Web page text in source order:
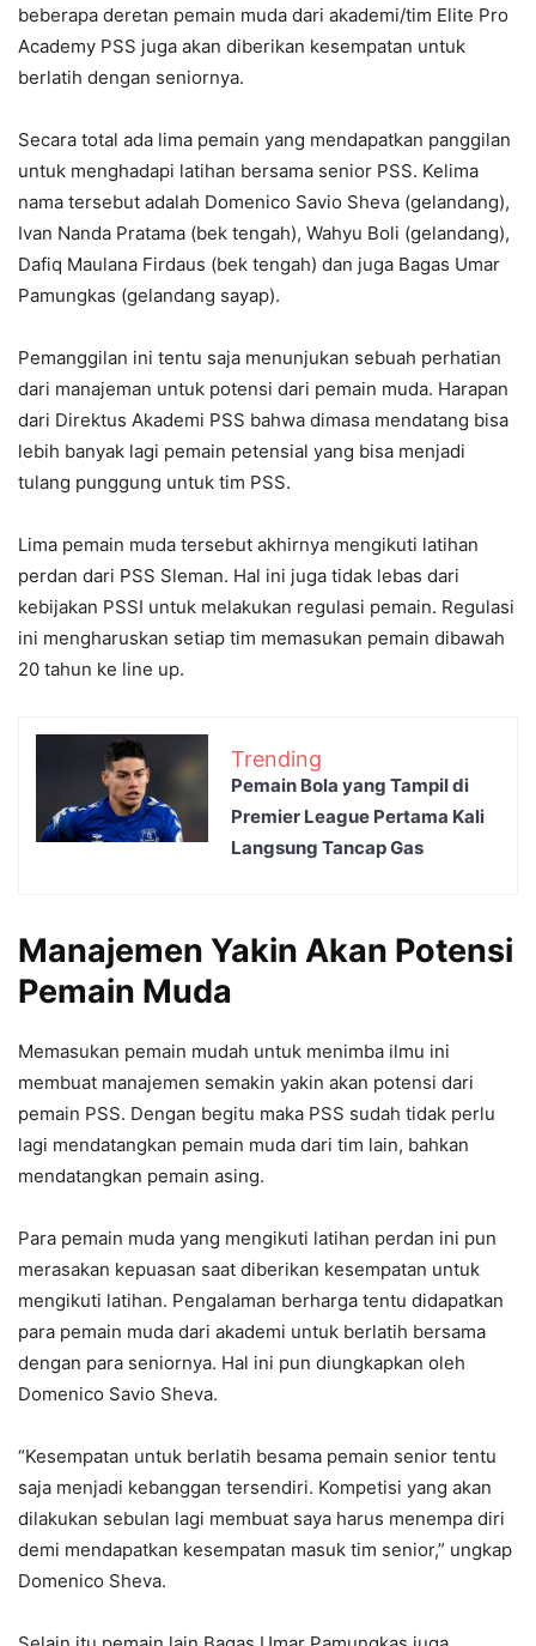
beberapa deretan pemain muda dari akademi/tim Elite Pro
Academy PSS juga akan diberikan kesempatan untuk
berlatih dengan seniornya.
Secara total ada lima pemain yang mendapatkan panggilan
untuk menghadapi latihan bersama senior PSS. Kelima
nama tersebut adalah Domenico Savio Sheva (gelandang),
Ivan Nanda Pratama (bek tengah), Wahyu Boli (gelandang),
Dafiq Maulana Firdaus (bek tengah) dan juga Bagas Umar
Pamungkas (gelandang sayap).
Pemanggilan ini tentu saja menunjukan sebuah perhatian
dari manajeman untuk potensi dari pemain muda. Harapan
dari Direktus Akademi PSS bahwa dimasa mendatang bisa
lebih banyak lagi pemain petensial yang bisa menjadi
tulang punggung untuk tim PSS.
Lima pemain muda tersebut akhirnya mengikuti latihan
perdan dari PSS Sleman. Hal ini juga tidak lebas dari
kebijakan PSSI untuk melakukan regulasi pemain. Regulasi
ini mengharuskan setiap tim memasukan pemain dibawah
20 tahun ke line up.
Trending
Pemain Bola yang Tampil di
Premier League Pertama Kali
Langsung Tancap Gas
Manajemen Yakin Akan Potensi
Pemain Muda
Memasukan pemain mudah untuk menimba ilmu ini
membuat manajemen semakin yakin akan potensi dari
pemain PSS. Dengan begitu maka PSS sudah tidak perlu
lagi mendatangkan pemain muda dari tim lain, bahkan
mendatangkan pemain asing.
Para pemain muda yang mengikuti latihan perdan ini pun
merasakan kepuasan saat diberikan kesempatan untuk
mengikuti latihan. Pengalaman berharga tentu didapatkan
para pemain muda dari akademi untuk berlatih bersama
dengan para seniornya. Hal ini pun diungkapkan oleh
Domenico Savio Sheva.
“Kesempatan untuk berlatih besama pemain senior tentu
saja menjadi kebanggan tersendiri. Kompetisi yang akan
dilakukan sebulan lagi membuat saya harus menempa diri
demi mendapatkan kesempatan masuk tim senior,” ungkap
Domenico Sheva.